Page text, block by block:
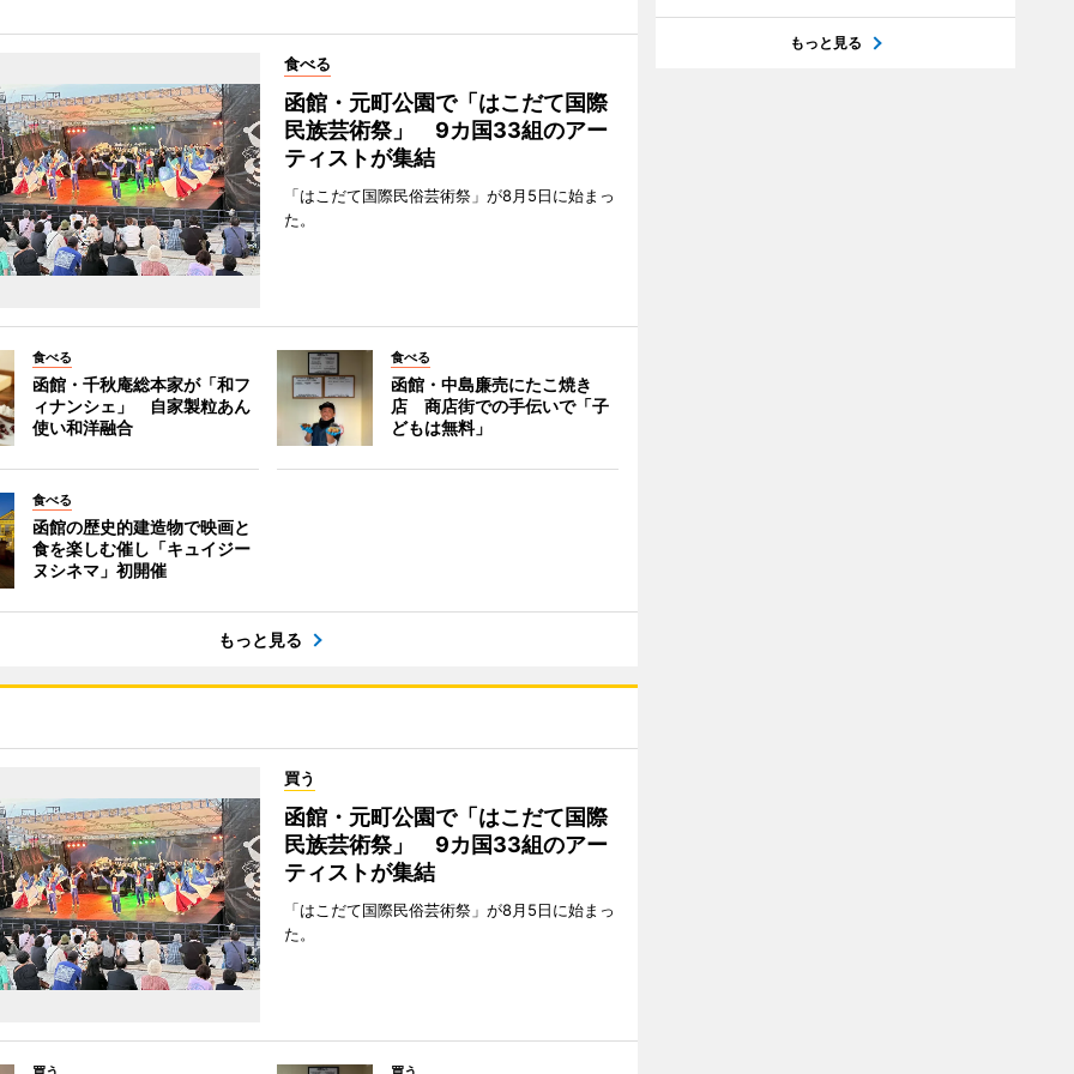
食べる
函館・元町公園で「はこだて国際
民族芸術祭」 9カ国33組のアー
ティストが集結
「はこだて国際民俗芸術祭」が8月5日に始まっ
た。
食べる
函館・千秋庵総本家が「和フ
ィナンシェ」 自家製粒あん
使い和洋融合
食べる
函館・中島廉売にたこ焼き
店 商店街での手伝いで「子
どもは無料」
食べる
函館の歴史的建造物で映画と
食を楽しむ催し「キュイジー
ヌシネマ」初開催
もっと見る
買う
函館・元町公園で「はこだて国際
民族芸術祭」 9カ国33組のアー
ティストが集結
「はこだて国際民俗芸術祭」が8月5日に始まっ
た。
もっと見る